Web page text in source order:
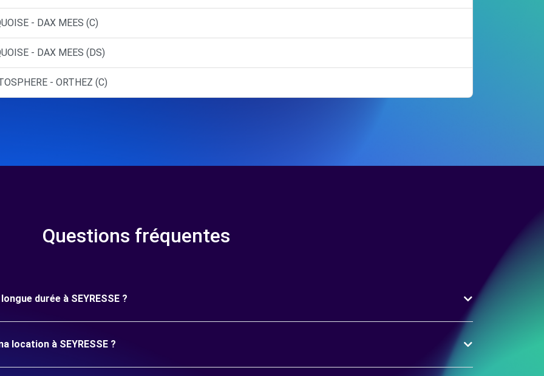
- DAX MEES (C)
- DAX MEES (DS)
- ORTHEZ (C)
Questions fréquentes
durée à SEYRESSE ?
location à SEYRESSE ?